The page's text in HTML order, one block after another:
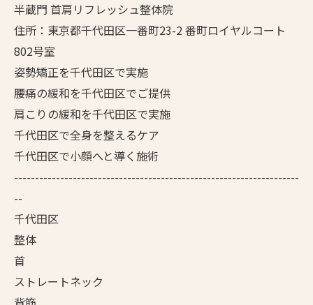
半蔵門 首肩リフレッシュ整体院
住所：東京都千代田区一番町23-2 番町ロイヤルコート
802号室
姿勢矯正を千代田区で実施
腰痛の緩和を千代田区でご提供
肩こりの緩和を千代田区で実施
千代田区で全身を整えるケア
千代田区で小顔へと導く施術
--------------------------------------------------------------------
--
千代田区
整体
首
ストレートネック